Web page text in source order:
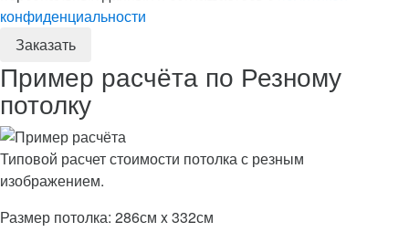
конфиденциальности
Пример расчёта по Резному
потолку
Типовой расчет стоимости потолка с резным
изображением.
Размер потолка: 286см x 332см